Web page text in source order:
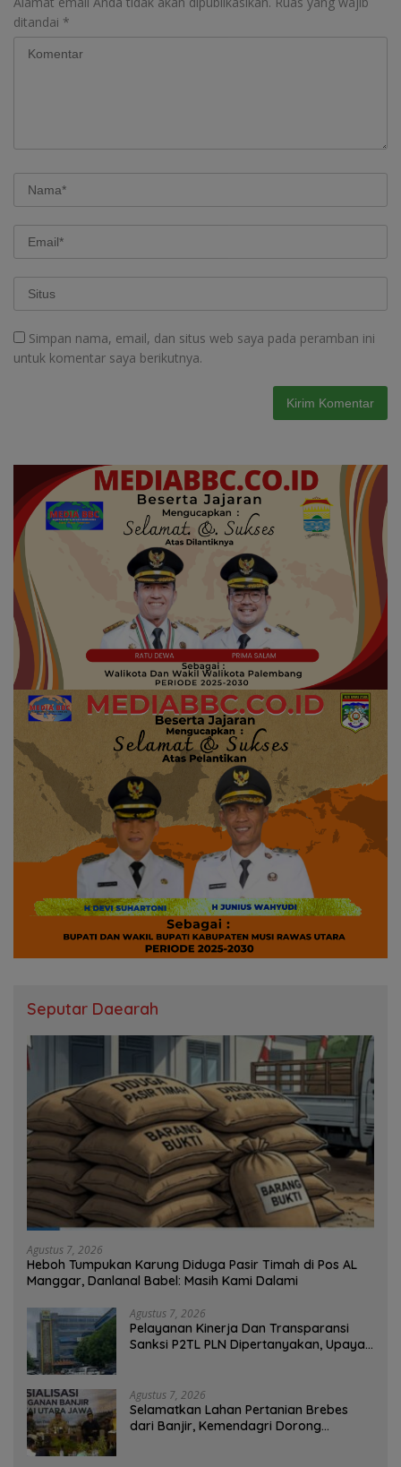
ditandai *
Simpan nama, email, dan situs web saya pada peramban ini
untuk komentar saya berikutnya.
Seputar Daearah
Agustus 7, 2026
Heboh Tumpukan Karung Diduga Pasir Timah di Pos AL
Manggar, Danlanal Babel: Masih Kami Dalami
Agustus 7, 2026
Pelayanan Kinerja Dan Transparansi
Sanksi P2TL PLN Dipertanyakan, Upaya
Agustus 7, 2026
Selamatkan Lahan Pertanian Brebes
dari Banjir, Kemendagri Dorong